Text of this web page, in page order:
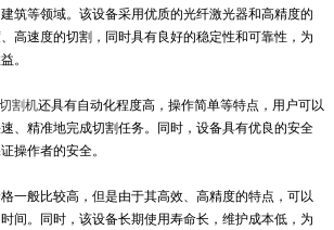
筑等领域。该设备采用优质的光纤激光器和高精度的
高速度的切割，同时具有良好的稳定性和可靠性，为
。
割机还具有自动化程度高，操作简单等特点，用户可以
、精准地完成切割任务。同时，设备具有优良的安全
操作者的安全。
一般比较高，但是由于其高效、高精度的特点，可以
间。同时，该设备长期使用寿命长，维护成本低，为